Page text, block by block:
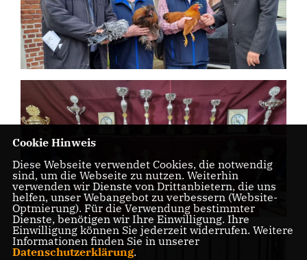
Cookie Hinweis
Diese Webseite verwendet Cookies, die notwendig
sind, um die Webseite zu nutzen. Weiterhin
verwenden wir Dienste von Drittanbietern, die uns
helfen, unser Webangebot zu verbessern (Website-
Optmierung). Für die Verwendung bestimmter
Dienste, benötigen wir Ihre Einwilligung. Ihre
Einwilligung können Sie jederzeit widerrufen. Weitere
Informationen finden Sie in unserer
Datenschutzerklärung.